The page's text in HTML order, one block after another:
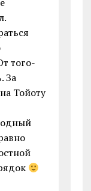
того-
За
Тойоту